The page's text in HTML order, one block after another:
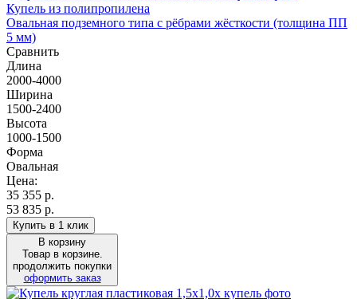
Купель из полипропилена
Овальная подземного типа с рёбрами жёсткости (толщина ПП
5 мм)
Сравнить
Длина
2000-4000
Ширина
1500-2400
Высота
1000-1500
Форма
Овальная
Цена:
35 355 р.
53 835 р.
Купить в 1 клик
В корзину
Товар в корзине.
продолжить покупки
оформить заказ